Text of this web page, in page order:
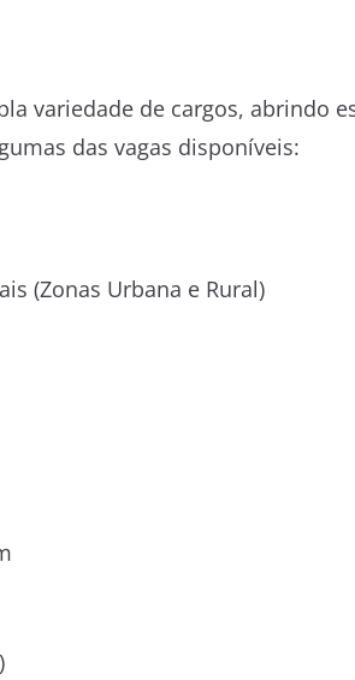
variedade de cargos, abrindo
das vagas disponíveis:
(Zonas Urbana e Rural)